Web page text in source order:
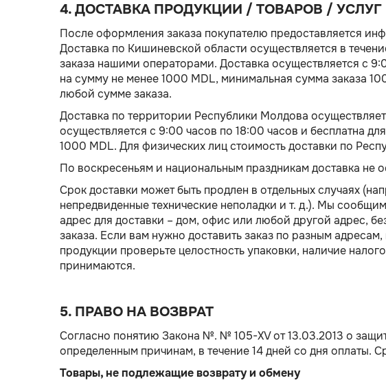
4. ДОСТАВКА ПРОДУКЦИИ / ТОВАРОВ / УСЛУГ
После оформления заказа покупателю предоставляется
Доставка по Кишиневской области осуществляется в
заказа нашими операторами. Доставка осуществляется с
на сумму не менее 1000 MDL, минимальная сумма заказа
любой сумме заказа.
Доставка по территории Республики Молдова
осуществляется с 9:00 часов по 18:00 часов и бесплатна
1000 MDL. Для физических лиц стоимость доставки по
По воскресеньям и национальным праздникам доставка не
Срок доставки может быть продлен в отдельных случаях
непредвиденные технические неполадки и т. д.). Мы
адрес для доставки – дом, офис или любой другой адрес,
заказа. Если вам нужно доставить заказ по разным
продукции проверьте целостность упаковки, наличие
принимаются.
5. ПРАВО НА ВОЗВРАТ
Согласно понятию Закона №. № 105-XV от 13.03.2013 о
определенным причинам, в течение 14 дней со дня оплаты.
Товары, не подлежащие возврату и обмену